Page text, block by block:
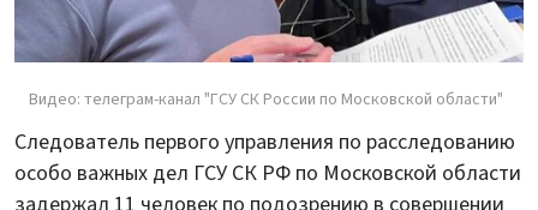
Видео: телеграм-канал "ГСУ СК России по Московской области"
Следователь первого управления по расследованию
особо важных дел ГСУ СК РФ по Московской области